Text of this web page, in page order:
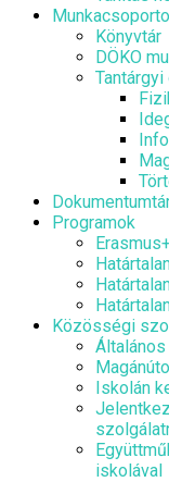
Könyvtár
DÖKO
Programok
Közösségi
Iskolán
iskolával